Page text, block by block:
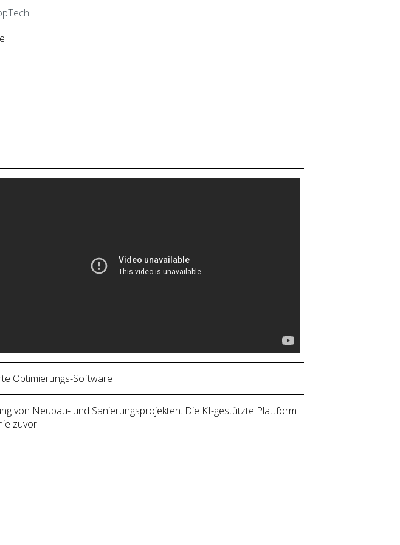
|
Optimierungs-Software
von Neubau- und Sanierungsprojekten. Die KI-gestützte Plattform
zuvor!